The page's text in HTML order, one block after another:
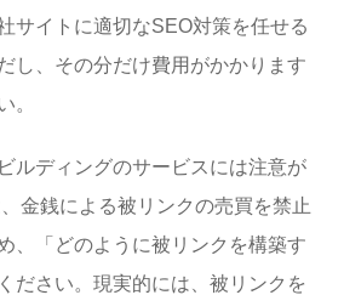
サイトに適切なSEO対策を任せる
し、その分だけ費用がかかります
。
ルディングのサービスには注意が
金銭による被リンクの売買を禁止
、「どのように被リンクを構築す
ださい。現実的には、被リンクを